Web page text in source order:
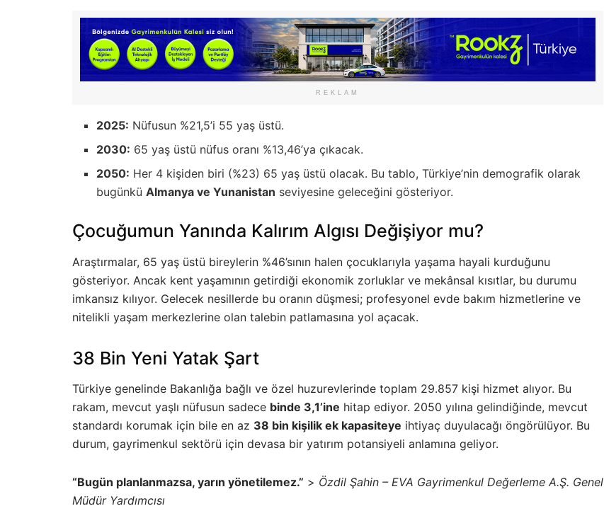
REKLAM
2025: Nüfusun %21,5’i 55 yaş üstü.
2030: 65 yaş üstü nüfus oranı %13,46’ya çıkacak.
2050: Her 4 kişiden biri (%23) 65 yaş üstü olacak. Bu tablo, Türkiye’nin demografik olarak
bugünküAlmanya ve Yunanistan seviyesine geleceğini gösteriyor.
Çocuğumun Yanında Kalırım Algısı Değişiyor mu?
Araştırmalar, 65 yaş üstü bireylerin %46’sının halen çocuklarıyla yaşama hayali kurduğunu
gösteriyor. Ancak kent yaşamının getirdiği ekonomik zorluklar ve mekânsal kısıtlar, bu durumu
imkansız kılıyor. Gelecek nesillerde bu oranın düşmesi; profesyonel evde bakım hizmetlerine ve
nitelikli yaşam merkezlerine olan talebin patlamasına yol açacak.
38 Bin Yeni Yatak Şart
Türkiye genelinde Bakanlığa bağlı ve özel huzurevlerinde toplam 29.857 kişi hizmet alıyor. Bu
rakam, mevcut yaşlı nüfusun sadece binde 3,1’ine hitap ediyor. 2050 yılına gelindiğinde, mevcut
standardı korumak için bile en az 38 bin kişilik ek kapasiteye ihtiyaç duyulacağı öngörülüyor. Bu
durum, gayrimenkul sektörü için devasa bir yatırım potansiyeli anlamına geliyor.
“Bugün planlanmazsa, yarın yönetilemez.” > Özdil Şahin – EVA Gayrimenkul Değerleme A.Ş. Genel
Müdür Yardımcısı